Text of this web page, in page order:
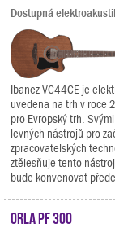
Dostupná
Ibanez VC44CE je
uvedena na trh v roce
pro Evropský trh.
levných nástrojů pro
zpracovatelských
ztělesňuje tento
bude konvenovat
Orla PF 300